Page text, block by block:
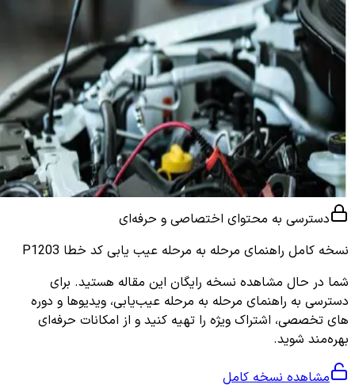
دسترسی به محتوای اختصاصی و حرفه‌ای
نسخه کامل راهنمای مرحله به مرحله عیب یابی کد خطا P1203
شما در حال مشاهده نسخه رایگان این مقاله هستید. برای
دسترسی به راهنمای مرحله به مرحله عیب‌یابی، ویدیوها و دوره
های تخصصی، اشتراک ویژه را تهیه کنید و از امکانات حرفه‌ای
بهره‌مند شوید.
مشاهده نسخه کامل